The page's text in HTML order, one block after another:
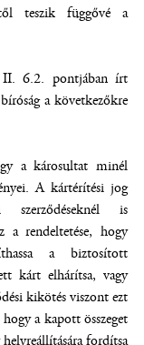
teszik függővé a
6.2. pontjában írt
a következőkre
a károsultat minél
A kártérítési jog
szerződéseknél is
a rendeltetése, hogy
a biztosított
kárt elhárítsa, vagy
kikötés viszont ezt
a kapott összeget
fordítsa